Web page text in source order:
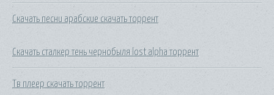
Скачать песни арабские скачать торрент
Скачать сталкер тень чернобыля lost alpha торрент
Тв плеер скачать торрент